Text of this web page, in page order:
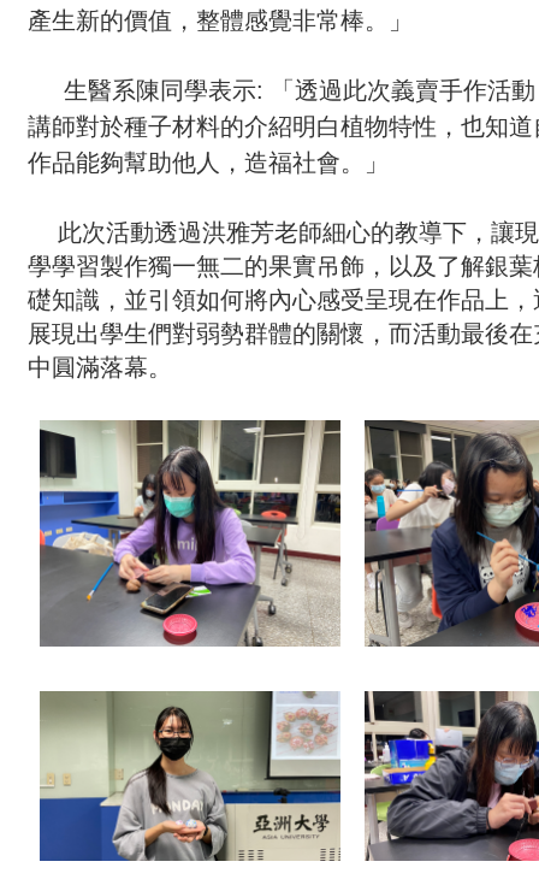
產生新的價值，整體感覺非常棒。」
生醫系陳同學表示: 「透過此次義賣手作活
講師對於種子材料的介紹明白植物特性，也知
作品能夠幫助他人，造福社會。」
此次活動透過洪雅芳老師細心的教導下，讓
學學習製作獨一無二的果實吊飾，以及了解銀
礎知識，並引領如何將內心感受呈現在作品上
展現出學生們對弱勢群體的關懷，而活動最後
中圓滿落幕。